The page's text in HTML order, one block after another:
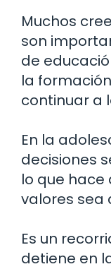
Muchos
son
de
la
continuar a
En la
decisiones
lo que hace
valores sea
Es un
detiene en